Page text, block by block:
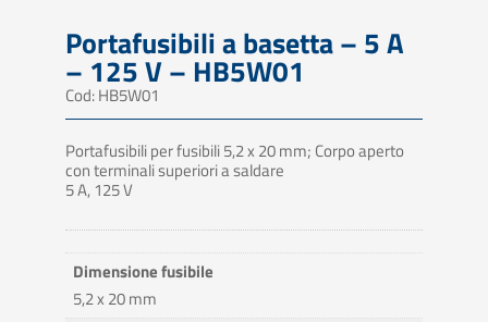
Portafusibili a basetta – 5 A
– 125 V – HB5W01
Cod: HB5W01
Portafusibili per fusibili 5,2 x 20 mm; Corpo aperto
con terminali superiori a saldare
5 A, 125 V
Dimensione fusibile
5,2 x 20 mm